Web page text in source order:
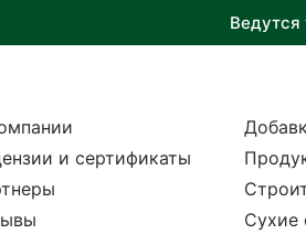
Ведутся
и сертификаты
Сухие